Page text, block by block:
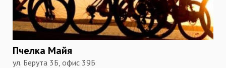
Пчелка Майя
ул. Берута 3Б, офис 39Б